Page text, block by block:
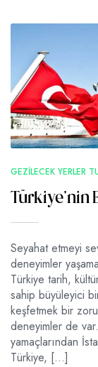
GEZILECEK YERLER
Türkiye’nin
Seyahat etmeyi
deneyimler
Türkiye tarih,
sahip büyüleyici
keşfetmek bir
deneyimler de
yamaçlarından
Türkiye, […]